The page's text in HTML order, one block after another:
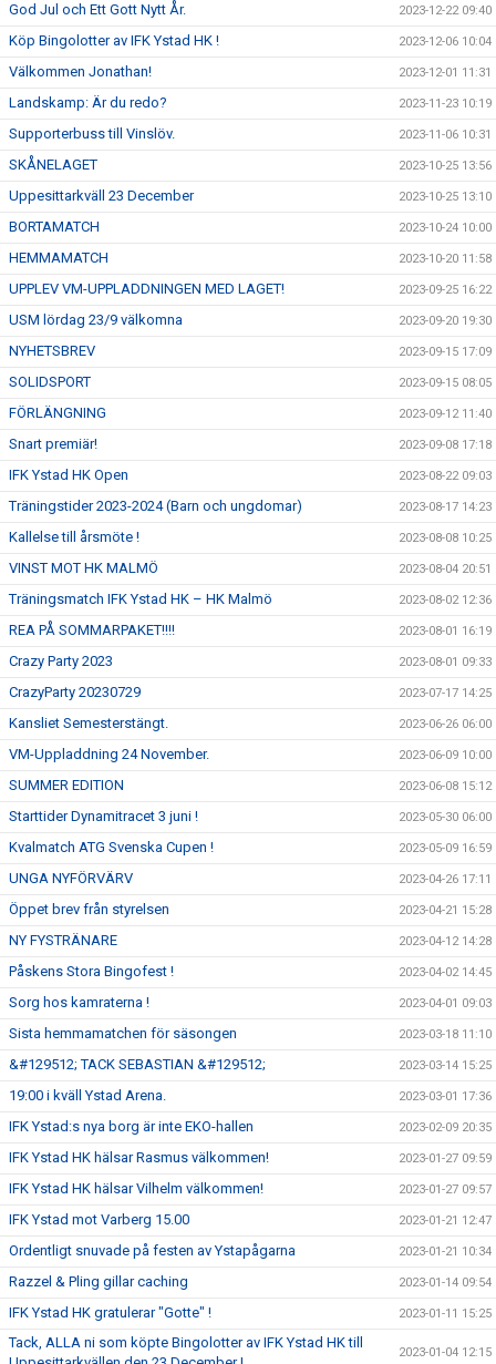
God Jul och Ett Gott Nytt År. 2023-12-22 09:40
Köp Bingolotter av IFK Ystad HK ! 2023-12-06 10:04
Välkommen Jonathan! 2023-12-01 11:31
Landskamp: Är du redo? 2023-11-23 10:19
Supporterbuss till Vinslöv. 2023-11-06 10:31
SKÅNELAGET 2023-10-25 13:56
Uppesittarkväll 23 December 2023-10-25 13:10
BORTAMATCH 2023-10-24 10:00
HEMMAMATCH 2023-10-20 11:58
UPPLEV VM-UPPLADDNINGEN MED LAGET! 2023-09-25 16:22
USM lördag 23/9 välkomna 2023-09-20 19:30
NYHETSBREV 2023-09-15 17:09
SOLIDSPORT 2023-09-15 08:05
FÖRLÄNGNING 2023-09-12 11:40
Snart premiär! 2023-09-08 17:18
IFK Ystad HK Open 2023-08-22 09:03
Träningstider 2023-2024 (Barn och ungdomar) 2023-08-17 14:23
Kallelse till årsmöte ! 2023-08-08 10:25
VINST MOT HK MALMÖ 2023-08-04 20:51
Träningsmatch IFK Ystad HK – HK Malmö 2023-08-02 12:36
REA PÅ SOMMARPAKET!!!! 2023-08-01 16:19
Crazy Party 2023 2023-08-01 09:33
CrazyParty 20230729 2023-07-17 14:25
Kansliet Semesterstängt. 2023-06-26 06:00
VM-Uppladdning 24 November. 2023-06-09 10:00
SUMMER EDITION 2023-06-08 15:12
Starttider Dynamitracet 3 juni ! 2023-05-30 06:00
Kvalmatch ATG Svenska Cupen ! 2023-05-09 16:59
UNGA NYFÖRVÄRV 2023-04-26 17:11
Öppet brev från styrelsen 2023-04-21 15:28
NY FYSTRÄNARE 2023-04-12 14:28
Påskens Stora Bingofest ! 2023-04-02 14:45
Sorg hos kamraterna ! 2023-04-01 09:03
Sista hemmamatchen för säsongen 2023-03-18 11:10
&#129512; TACK SEBASTIAN &#129512; 2023-03-14 15:25
19:00 i kväll Ystad Arena. 2023-03-01 17:36
IFK Ystad:s nya borg är inte EKO-hallen 2023-02-09 20:35
IFK Ystad HK hälsar Rasmus välkommen! 2023-01-27 09:59
IFK Ystad HK hälsar Vilhelm välkommen! 2023-01-27 09:57
IFK Ystad mot Varberg 15.00 2023-01-21 12:47
Ordentligt snuvade på festen av Ystapågarna 2023-01-21 10:34
Razzel & Pling gillar caching 2023-01-14 09:54
IFK Ystad HK gratulerar "Gotte" ! 2023-01-11 15:25
Tack, ALLA ni som köpte Bingolotter av IFK Ystad HK till
2023-01-04 12:15